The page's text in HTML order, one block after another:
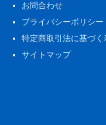
お問合わせ
プライバシーポリシー
特定商取引法に基づく
サイトマップ